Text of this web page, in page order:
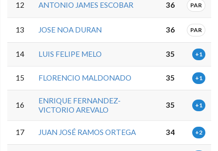
12 ANTONIO JAMES ESCOBAR 36 PAR
13 JOSE NOA DURAN 36 PAR
14 LUIS FELIPE MELO 35 +1
15 FLORENCIO MALDONADO 35 +1
16
ENRIQUE FERNANDEZ-
VICTORIO AREVALO
35 +1
17 JUAN JOSÉ RAMOS ORTEGA 34 +2